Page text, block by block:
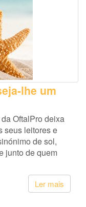
lhe um
OftalPro deixa
seus leitores e
de sol,
junto de quem
Ler mais